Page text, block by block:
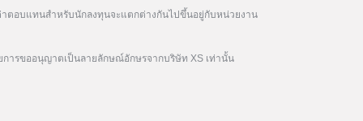
ตอบแทนสำหรับนักลงทุนจะแตกต่างกันไปขึ้นอยู่กับหน่วยงาน
ารขออนุญาตเป็นลายลักษณ์อักษรจากบริษัท XS เท่านั้น